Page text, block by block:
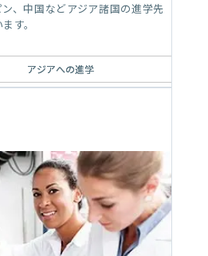
、中国などアジア諸国の進学先
す。
アジアへの進学